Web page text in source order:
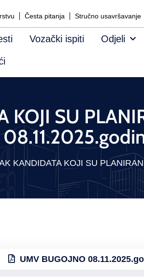
Česta pitanja Stručno usavršavanje
Vozački ispiti Odjeli
KOJI SU
KANDIDATA KOJI SU
UMV BUGOJNO